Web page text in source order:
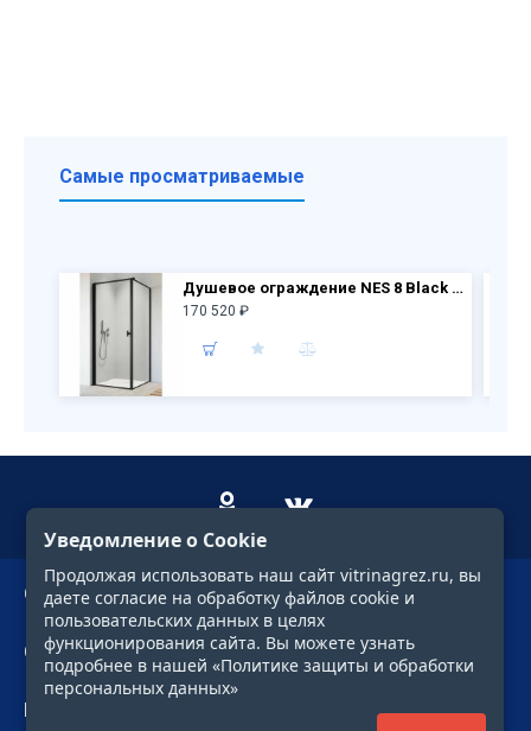
Самые просматриваемые
Душевое ограждение NES 8 Black KDJ I Frame дверь 10022090-54-56L + бок.перегородка 10039090-54-56
170 520 ₽
О компании
Сервис
Профиль
Уведомление о Cookie
Продолжая использовать наш сайт vitrinagrez.ru, вы
даете согласие на обработку файлов cookie и
пользовательских данных в целях
функционирования сайта. Вы можете узнать
подробнее в нашей «Политике защиты и обработки
персональных данных»